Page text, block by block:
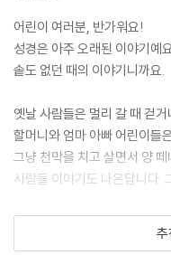
더욱 새롭고 아름다운 베르너
성경』
후버가 새롭게 엮은 『어린이
과 같은 특징을 지니고 있다.
1. 성경의 세계를 최대한 충실
우선 『어린이 성경』은 성경
경 본문의 스케일과 스타일을
어린이 여러분, 반가워요!
성경은 아주 오래된 이야기예
솥도 없던 때의 이야기니까요.
옛날 사람들은 멀리 갈 때 걷
할머니와 엄마 아빠 어린이들
그냥 천막을 치고 살면서 양
사람들 이야기도 나온답니다.
그런데 성경은 아주 새로운
끼는 것에 관한 이야기가 나
추